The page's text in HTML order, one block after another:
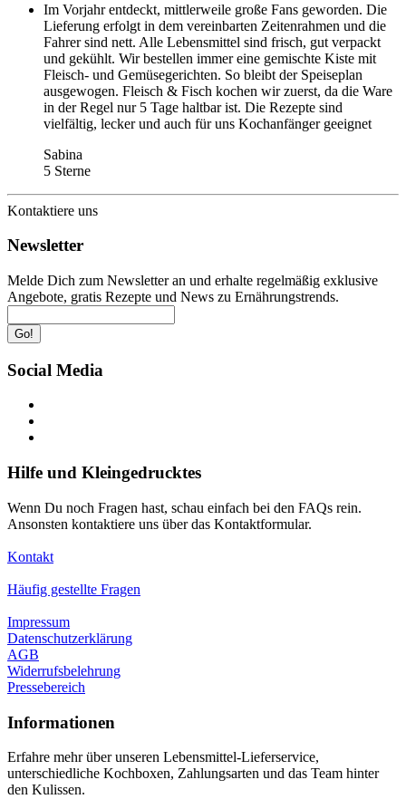
Im Vorjahr entdeckt, mittlerweile große Fans geworden. Die
Lieferung erfolgt in dem vereinbarten Zeitenrahmen und die
Fahrer sind nett. Alle Lebensmittel sind frisch, gut verpackt
und gekühlt. Wir bestellen immer eine gemischte Kiste mit
Fleisch- und Gemüsegerichten. So bleibt der Speiseplan
ausgewogen. Fleisch & Fisch kochen wir zuerst, da die Ware
in der Regel nur 5 Tage haltbar ist. Die Rezepte sind
vielfältig, lecker und auch für uns Kochanfänger geeignet
Sabina
5 Sterne
Kontaktiere uns
Newsletter
Melde Dich zum Newsletter an und erhalte regelmäßig exklusive
Angebote, gratis Rezepte und News zu Ernährungstrends.
Go!
Social Media
Hilfe und Kleingedrucktes
Wenn Du noch Fragen hast, schau einfach bei den FAQs rein.
Ansonsten kontaktiere uns über das Kontaktformular.
Kontakt
Häufig gestellte Fragen
Impressum
Datenschutzerklärung
AGB
Widerrufsbelehrung
Pressebereich
Informationen
Erfahre mehr über unseren Lebensmittel-Lieferservice,
unterschiedliche Kochboxen, Zahlungsarten und das Team hinter
den Kulissen.